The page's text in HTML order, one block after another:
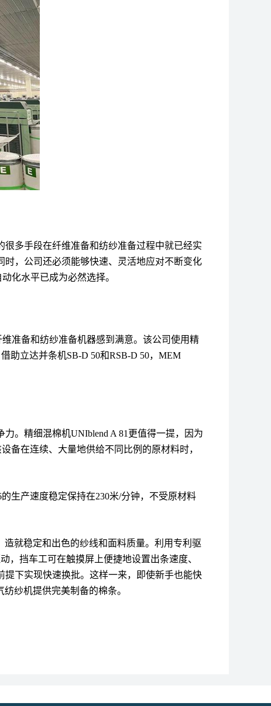
多手段在纤维准备和纺纱准备过程中就已经实
，公司还必须能够快速、灵活地应对不断变化
化水平已成为必然选择。
准备和纺纱准备机器感到满意。该公司使用精
助立达并条机SB-D 50和RSB-D 50， MEM
力。精细混棉机UNIblend A 81 更值得一提，因为
备在连续、大量地供给不同比例的原材料时，
的生产速度稳定保持在230米/分钟，不受原材料
造就稳定和出色的纱线和面料质量。利用专利驱
，挡车工可在触摸屏上便捷地设置出条速度、
下实现快速换批。这样一来，即使新手也能快
纱机提供完美制备的棉条。